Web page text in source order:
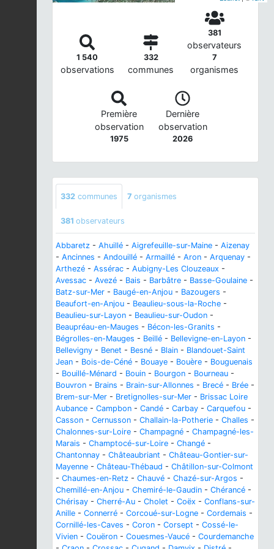
1 540
observations
332
communes
381
observateurs
7
organismes
Première
observation
1975
Dernière
observation
2026
332 communes 7 organismes
381 observateurs
Abbaretz - Ahuillé - Aigrefeuille-sur-Maine - Aizenay
- Ancinnes - Andouillé - Armaillé - Aron - Arquenay -
Arthezé - Assérac - Aubigny-Les Clouzeaux -
Avessac - Avezé - Bais - Barbâtre - Basse-Goulaine -
Batz-sur-Mer - Baugé-en-Anjou - Bazougers -
Beaufort-en-Anjou - Beaulieu-sous-la-Roche -
Beaulieu-sur-Layon - Beaulieu-sur-Oudon -
Beaupréau-en-Mauges - Bécon-les-Granits -
Bégrolles-en-Mauges - Beillé - Bellevigne-en-Layon -
Bellevigny - Benet - Besné - Blain - Blandouet-Saint
Jean - Bois-de-Céné - Bouaye - Bouère - Bouguenais
- Bouillé-Ménard - Bouin - Bourgon - Bourneau -
Bouvron - Brains - Brain-sur-Allonnes - Brecé - Brée -
Brem-sur-Mer - Bretignolles-sur-Mer - Brissac Loire
Aubance - Campbon - Candé - Carbay - Carquefou -
Casson - Cernusson - Challain-la-Potherie - Challes -
Chalonnes-sur-Loire - Champagné - Champagné-les-
Marais - Champtocé-sur-Loire - Changé -
Chantonnay - Châteaubriant - Château-Gontier-sur-
Mayenne - Château-Thébaud - Châtillon-sur-Colmont
- Chaumes-en-Retz - Chauvé - Chazé-sur-Argos -
Chemillé-en-Anjou - Chemiré-le-Gaudin - Chérancé -
Chérisay - Cherré-Au - Cholet - Coëx - Conflans-sur-
Anille - Connerré - Corcoué-sur-Logne - Cordemais -
Cornillé-les-Caves - Coron - Corsept - Cossé-le-
Vivien - Couëron - Couesmes-Vaucé - Courdemanche